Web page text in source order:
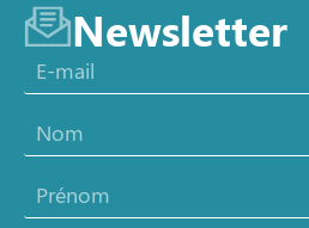
Newsletter